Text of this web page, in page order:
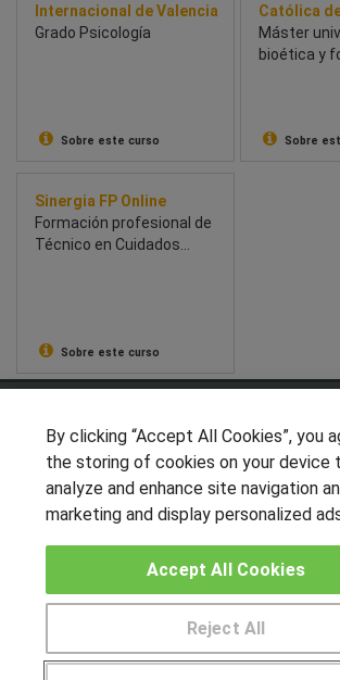
Internacional de Valencia
Grado Psicología
Sobre este curso
Católica
Máster
bioética y
Sobre
Sinergia FP Online
Formación profesional de
Técnico en Cuidados
Sobre este curso
Pide más información al
OTROS GRUPOS DE INTERES
Locos por las becas
By clicking “Accept All Cookies”, you
the storing of cookies on your device
analyze and enhance site navigation
marketing and display personalized
Reject All
Accept All Cookies